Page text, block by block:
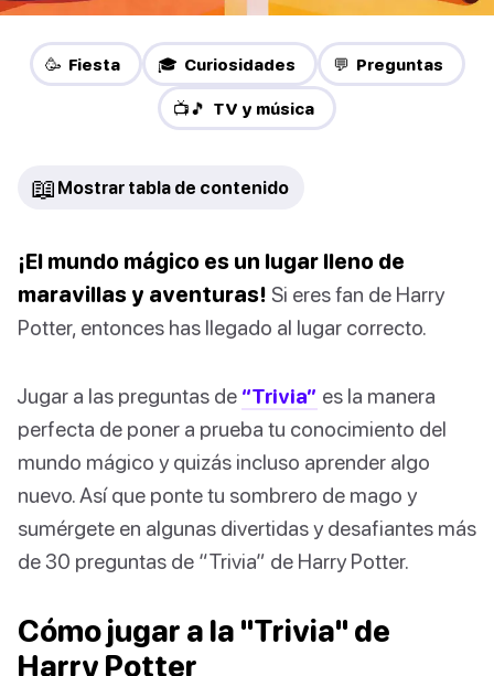
🥳 Fiesta 🎓 Curiosidades 💬 Preguntas
📺🎵 TV y música
📖 Mostrar tabla de contenido
¡El mundo mágico es un lugar lleno de
maravillas y aventuras! Si eres fan de Harry
Potter, entonces has llegado al lugar correcto.
Jugar a las preguntas de “Trivia” es la manera
perfecta de poner a prueba tu conocimiento del
mundo mágico y quizás incluso aprender algo
nuevo. Así que ponte tu sombrero de mago y
sumérgete en algunas divertidas y desafiantes más
de 30 preguntas de “Trivia” de Harry Potter.
Cómo jugar a la "Trivia" de
Harry Potter